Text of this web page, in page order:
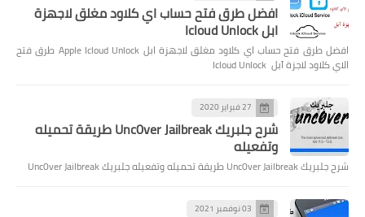
افضل طرق فتح حساب اي كلاود مغلق لاجهزة
ابل Icloud Unlock
افضل طرق فتح حساب اي كلاود مغلق لاجهزة ابل Apple Icloud Unlock طرق فتح
الاي كلاود لاجزة آبل Icloud Unlock
27 فبراير 2020
شرح جلبريك Unc0ver Jailbreak طريقة تحميله
وتفعيله
شرح جلبريك Unc0ver Jailbreak طريقة تحميله وتفعيله جلبريك Unc0ver Jailbreak
03 نوفمبر 2021